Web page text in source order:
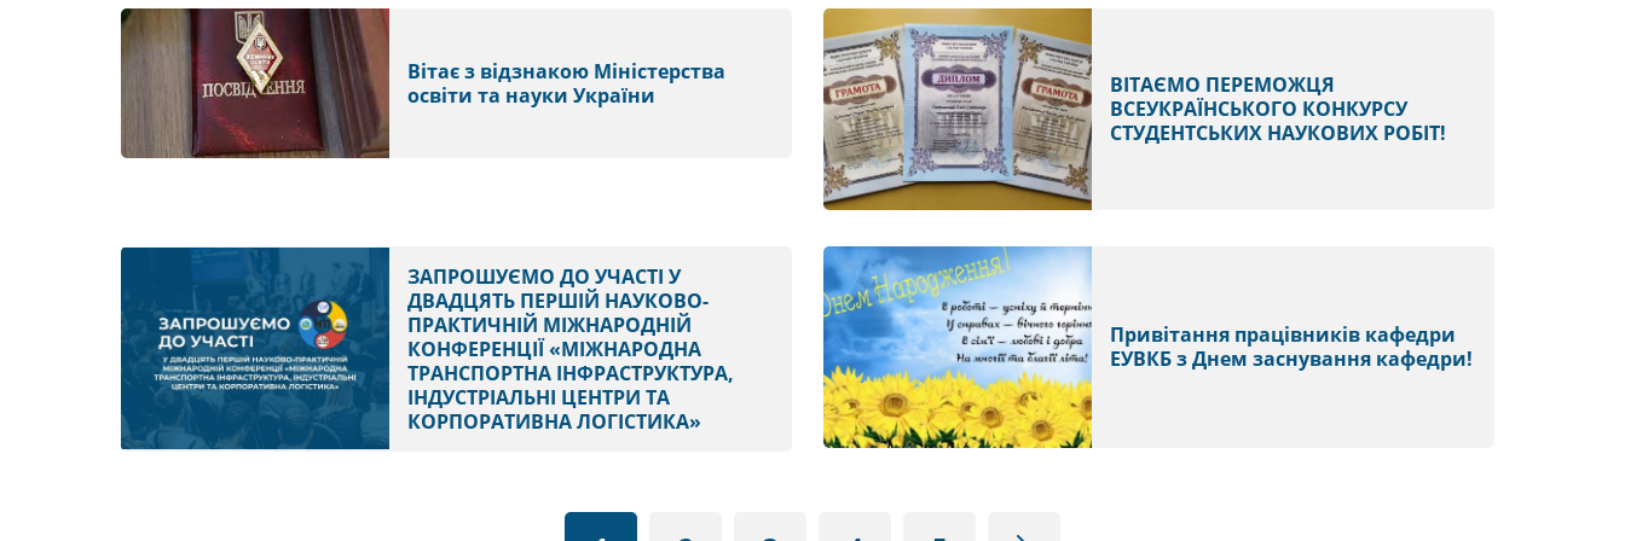
Вітає з відзнакою Міністерства
освіти та науки України
ВІТАЄМО ПЕРЕМОЖЦЯ
ВСЕУКРАЇНСЬКОГО КОНКУРСУ
СТУДЕНТСЬКИХ НАУКОВИХ РОБІТ!
ЗАПРОШУЄМО ДО УЧАСТІ У
ДВАДЦЯТЬ ПЕРШІЙ НАУКОВО-
ПРАКТИЧНІЙ МІЖНАРОДНІЙ
КОНФЕРЕНЦІЇ «МІЖНАРОДНА
ТРАНСПОРТНА ІНФРАСТРУКТУРА,
ІНДУСТРІАЛЬНІ ЦЕНТРИ ТА
КОРПОРАТИВНА ЛОГІСТИКА»
Привітання працівників кафедри
ЕУВКБ з Днем заснування кафедри!